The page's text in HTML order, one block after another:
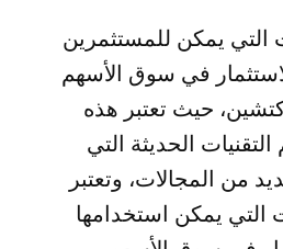
التي يمكن للمستثمرين
في سوق الأسهم
حيث تعتبر هذه
الحديثة التي
من المجالات، وتعتبر
التي يمكن استخدامها